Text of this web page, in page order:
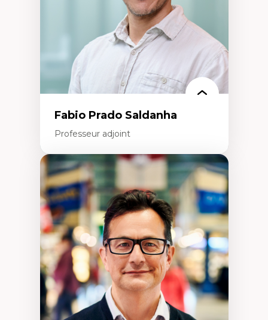
Traduction et localisation
Intelligence artificielle et communication
humain-machine
Fabio Prado Saldanha
Professeur adjoint
Expertises
Innovation sociale
Technologies sociales
Entrepreneuriat social et collectif
Approches critiques et décoloniales
Discours, récits et narratologie en
management
Transformation socioéconomique des
communautés marginalisées
Politiques d’inclusion et économie solidaire
Études organisationnelles critiques
Créativité et management culturel
Méthodologies qualitatives